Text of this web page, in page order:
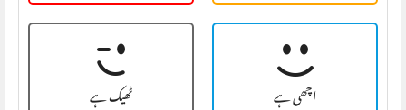
ٹھیک ہے اچھی ہے